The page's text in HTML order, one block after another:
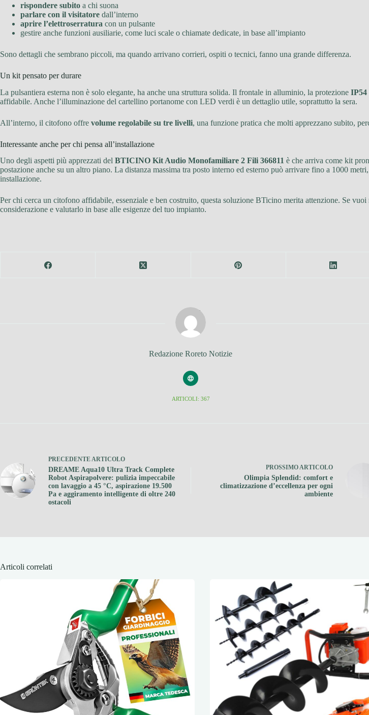
rispondere subito a chi suona
parlare con il visitatore dall’interno
aprire l’elettroserratura con un pulsante
gestire anche funzioni ausiliarie, come luci scale o chiamate dedicate, in base all’impianto
Sono dettagli che sembrano piccoli, ma quando arrivano corrieri, ospiti o tecnici, fanno una grande differenza.
Un kit pensato per durare
La pulsantiera esterna non è solo elegante, ha anche una struttura solida. Il frontale in alluminio, la protezione IP54
affidabile. Anche l’illuminazione del cartellino portanome con LED verdi è un dettaglio utile, soprattutto la sera.
All’interno, il citofono offre volume regolabile su tre livelli, una funzione pratica che molti apprezzano subito,
Interessante anche per chi pensa all’installazione
Uno degli aspetti più apprezzati del BTICINO Kit Audio Monofamiliare 2 Fili 366811 è che arriva come kit
postazione anche su un altro piano. La distanza massima tra posto interno ed esterno può arrivare fino a 1000
installazione.
Per chi cerca un citofono affidabile, essenziale e ben costruito, questa soluzione BTicino merita attenzione. Se vuoi
considerazione e valutarlo in base alle esigenze del tuo impianto.
Redazione Roreto Notizie
ARTICOLI: 367
PRECEDENTEARTICOLO
DREAME Aqua10 Ultra Track Complete
Robot Aspirapolvere: pulizia impeccabile
con lavaggio a 45 °C, aspirazione 19.500
Pa e aggiramento intelligente di oltre 240
ostacoli
PROSSIMOARTICOLO
Olimpia Splendid: comfort e
climatizzazione d’eccellenza per ogni
ambiente
Articoli correlati